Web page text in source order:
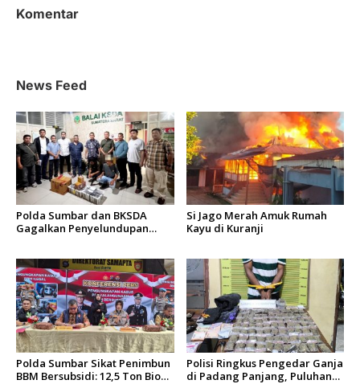
Komentar
News Feed
Polda Sumbar dan BKSDA
Gagalkan Penyelundupan
Si Jago Merah Amuk Rumah
Kayu di Kuranji
Polda Sumbar Sikat Penimbun
BBM Bersubsidi: 12,5 Ton Bio
Polisi Ringkus Pengedar Ganja
di Padang Panjang, Puluhan